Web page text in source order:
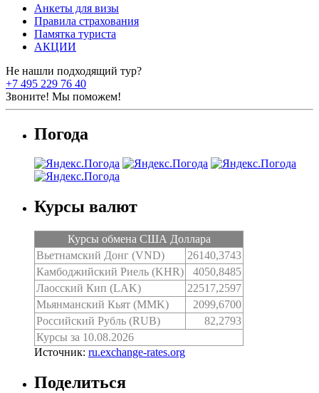
Анкеты для визы
Правила страхования
Памятка туриста
АКЦИИ
Не нашли подходящий тур?
+7 495 229 76 40
Звоните! Мы поможем!
Погода
Курсы валют
Курсы обмена США Доллара
Вьетнамский Донг (VND)
26140,3743
Камбоджийский Риель (KHR)
4050,8485
Лаосский Кип (LAK)
22517,2597
Мьянманский Кьят (MMK)
2099,6700
Российский Рубль (RUB)
82,2793
Курсы за 10.08.2026
Источник: ru.exchange-rates.org
Поделиться